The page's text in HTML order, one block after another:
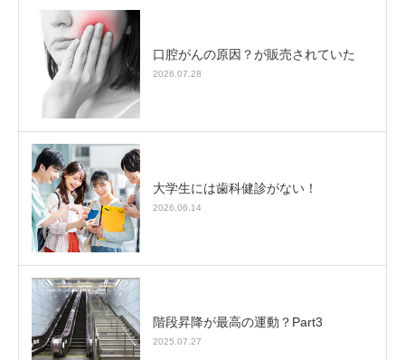
口腔がんの原因？が販売されていた
2026.07.28
大学生には歯科健診がない！
2026.06.14
階段昇降が最高の運動？Part3
2025.07.27